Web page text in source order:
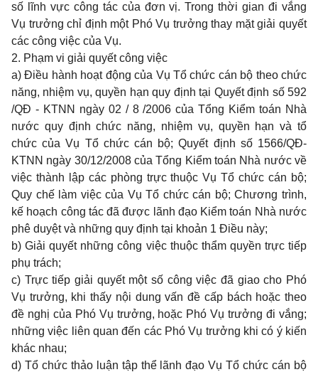
số lĩnh vực công tác của đơn vị. Trong thời gian đi vắng
Vụ trưởng chỉ định một Phó Vụ trưởng thay mặt giải quyết
các công việc của Vụ.
2. Phạm vi giải quyết công việc
a) Điều hành hoạt động của Vụ Tổ chức cán bộ theo chức
năng, nhiệm vụ, quyền hạn quy định tại Quyết định số 592
/QĐ - KTNN ngày 02 / 8 /2006 của Tổng Kiểm toán Nhà
nước quy định chức năng, nhiệm vụ, quyền hạn và tổ
chức của Vụ Tổ chức cán bộ; Quyết định số 1566/QĐ-
KTNN ngày 30/12/2008 của Tổng Kiểm toán Nhà nước về
việc thành lập các phòng trực thuộc Vụ Tổ chức cán bộ;
Quy chế làm việc của Vụ Tổ chức cán bộ; Chương trình,
kế hoạch công tác đã được lãnh đạo Kiểm toán Nhà nước
phê duyệt và những quy định tại khoản 1 Điều này;
b) Giải quyết những công việc thuộc thẩm quyền trực tiếp
phụ trách;
c) Trực tiếp giải quyết một số công việc đã giao cho Phó
Vụ trưởng, khi thấy nội dung vấn đề cấp bách hoặc theo
đề nghị của Phó Vụ trưởng, hoặc Phó Vụ trưởng đi vắng;
những việc liên quan đến các Phó Vụ trưởng khi có ý kiến
khác nhau;
d) Tổ chức thảo luận tập thể lãnh đạo Vụ Tổ chức cán bộ